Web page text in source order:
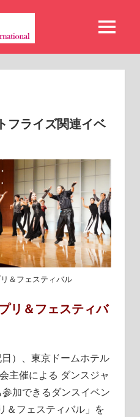
際
会
MENU
フライズ関連イベ
＆フェスティバル
リ＆フェスティバ
）、東京ドームホテル
主催による ダンスジャ
加できるダンスイベン
＆フェスティバル」を